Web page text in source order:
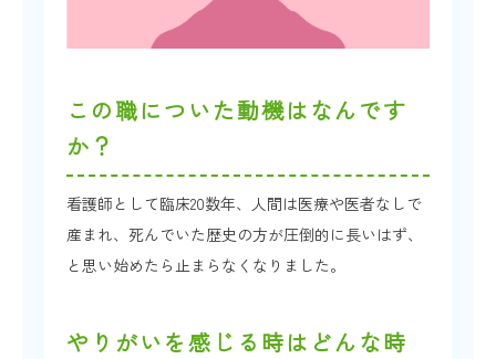
この職についた動機はなんです
か？
看護師として臨床20数年、人間は医療や医者なしで
産まれ、死んでいた歴史の方が圧倒的に長いはず、
と思い始めたら止まらなくなりました。
やりがいを感じる時はどんな時
お問い合わせ